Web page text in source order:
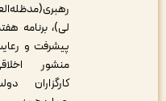
رهبری(مدظله‌العا
لی)، برنامه هفتم
پیشرفت و رعایت
منشور اخلاقی
کارگزاران دولت